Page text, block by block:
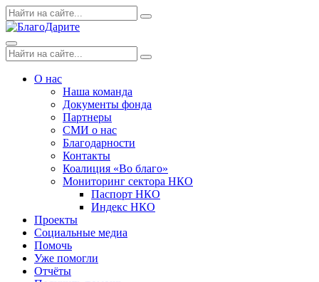
Skip
to
Поиск
по:
Search
Menu
Поиск
по:
Search
О нас
Наша команда
Документы фонда
Партнеры
СМИ о нас
Благодарности
Контакты
Коалиция «Во благо»
Мониторинг сектора НКО
Паспорт НКО
Индекс НКО
Проекты
Социальные медиа
Помочь
Уже помогли
Отчёты